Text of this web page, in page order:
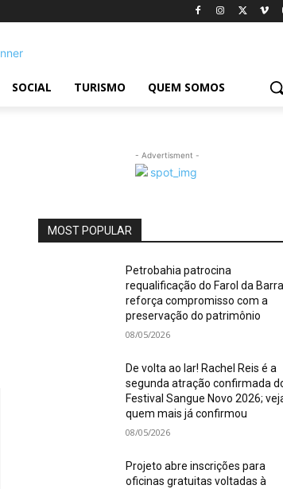
SOCIAL TURISMO QUEM SOMOS
- Advertisment -
MOST POPULAR
Petrobahia patrocina
requalificação do Farol da
reforça compromisso com a
preservação do patrimônio
08/05/2026
De volta ao lar! Rachel Reis é a
segunda atração confirmada
Festival Sangue Novo 2026;
quem mais já confirmou
08/05/2026
Projeto abre inscrições para
oficinas gratuitas voltadas à